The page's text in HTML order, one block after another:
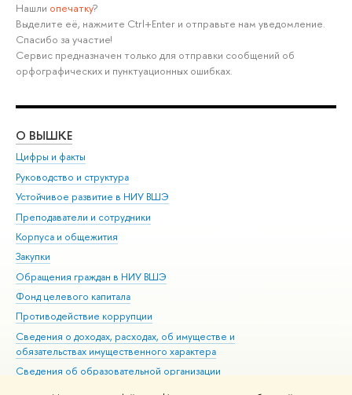
Нашли опечатку?
Выделите её, нажмите Ctrl+Enter и отправьте нам уведомление.
Спасибо за участие!
Сервис предназначен только для отправки сообщений об
орфографических и пунктуационных ошибках.
О ВЫШКЕ
Цифры и факты
Руководство и структура
Устойчивое развитие в НИУ ВШЭ
Преподаватели и сотрудники
Корпуса и общежития
Закупки
Обращения граждан в НИУ ВШЭ
Фонд целевого капитала
Противодействие коррупции
Сведения о доходах, расходах, об имуществе и
обязательствах имущественного характера
Сведения об образовательной организации
Людям с ограниченными возможностями здоровья